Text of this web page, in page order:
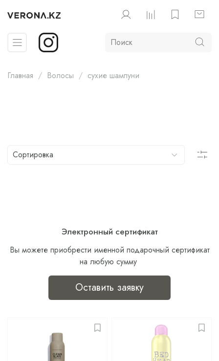
Главная Волосы сухие шампуни
Электронный сертификат
Вы можете приобрести именной подарочный сертификат
на любую сумму
Оставить заявку